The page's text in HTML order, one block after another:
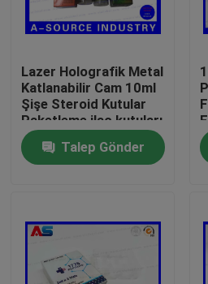
Ürünler
Hakkımızda
Lazer Holografik Metal
Katlanabilir Cam 10ml
Şişe Steroid Kutular
Paketleme ilaç kutuları
etiket
Talep Gönder